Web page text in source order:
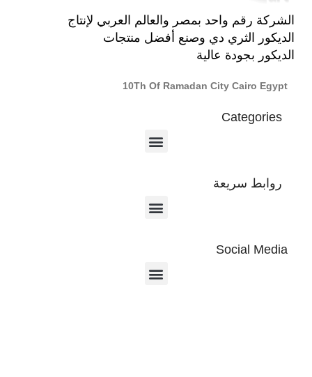
الشركة رقم واحد بمصر والعالم العربي لإنتاج
الديكور الثري دي وصنع أفضل منتجات
الديكور بجودة عالية
10Th Of Ramadan City Cairo Egypt
Categories
روابط سريعة
Social Media